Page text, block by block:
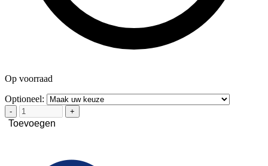
Op voorraad
Optioneel:
- +
Toevoegen